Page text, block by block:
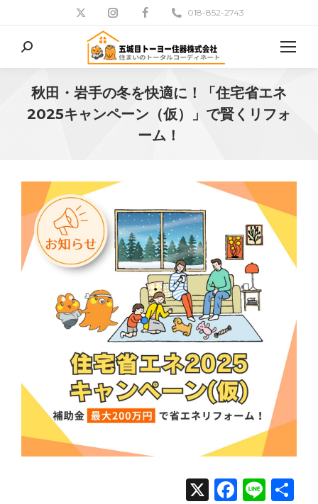
018-852-2743
検
索:
秋田・岩手の冬を快適に！「住宅省エネ
2025キャンペーン（仮）」で賢くリフォ
ーム！
X Line